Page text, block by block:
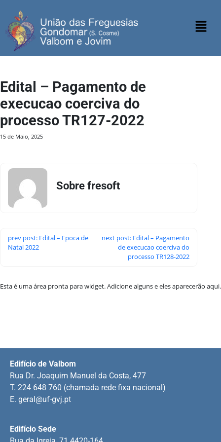
Edital – Pagamento de
execucao coerciva do
processo TR127-2022
15 de Maio, 2025
Sobre fresoft
prev post: Edital – Epoca de
Natal 2022
next post: Edital – Pagamento
de execucao coerciva do
processo TR128-2022
Esta é uma área pronta para widget. Adicione alguns e eles aparecerão aqui.
Edifício Sede
Edifício de Valbom
Rua Dr. Joaquim Manuel da Costa, 477
T. 224 648 760 (chamada rede fixa nacional)
E. geral@uf-gvj.pt